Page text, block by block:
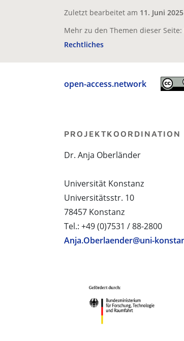
Zuletzt bearbeitet am 11. Juni 2025
Mehr zu den Themen dieser Seite:
Rechtliches
open-access.network
PROJEKTKOORDINATION
Dr. Anja Oberländer
Universität Konstanz
Universitätsstr. 10
78457 Konstanz
Tel.: +49 (0)7531 / 88-2800
Anja.Oberlaender@uni-